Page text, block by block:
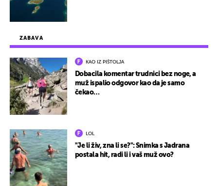
ZABAVA
KAO IZ PIŠTOLJA
Dobacila komentar trudnici bez noge, a
muž ispalio odgovor kao da je samo
čekao…
LOL
"Je li živ, zna li se?": Snimka s Jadrana
postala hit, radi li i vaš muž ovo?